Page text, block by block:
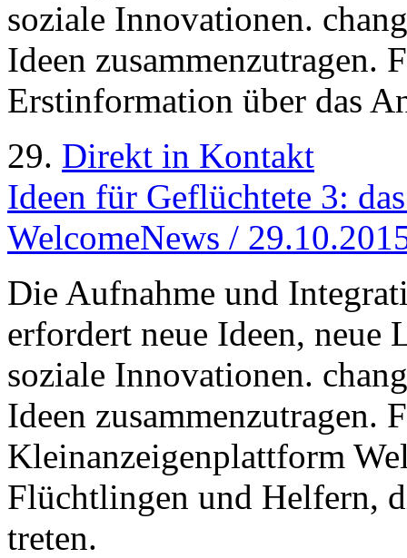
soziale Innovationen.
Ideen zusammenzutragen.
Erstinformation über das
29. Direkt in Kontakt
Ideen für Geflüchtete 3:
WelcomeNews /
Die Aufnahme und
erfordert neue Ideen, neue
soziale Innovationen.
Ideen zusammenzutragen.
Kleinanzeigenplattform
Flüchtlingen und Helfern,
treten.